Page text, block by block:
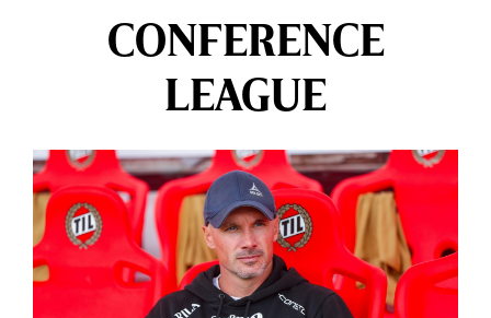
CONFERENCE
LEAGUE